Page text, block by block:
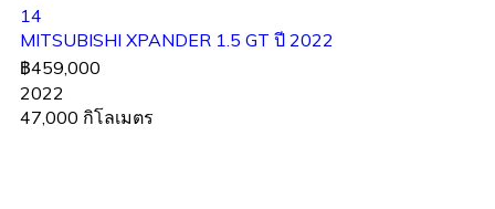
14
MITSUBISHI XPANDER 1.5 GT ปี 2022
฿459,000
2022
47,000 กิโลเมตร